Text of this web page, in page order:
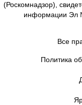
(Роскомнадзор),
информации Эл
Все
Политика